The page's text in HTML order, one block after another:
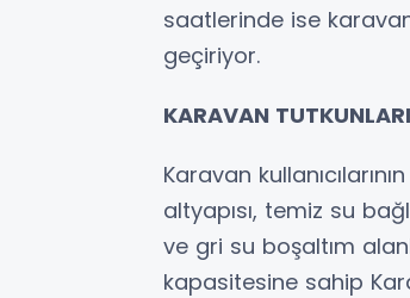
saatlerinde ise
geçiriyor.
KARAVAN
Karavan
altyapısı, temiz su
ve gri su boşaltım
kapasitesine sahip